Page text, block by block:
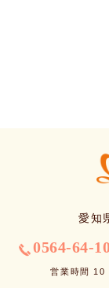
愛知
0564-64-
営業時間 10